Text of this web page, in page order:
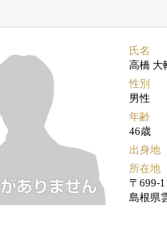
氏名
高橋 大
性別
男性
年齢
46歳
出身地
所在地
〒699-
島根県